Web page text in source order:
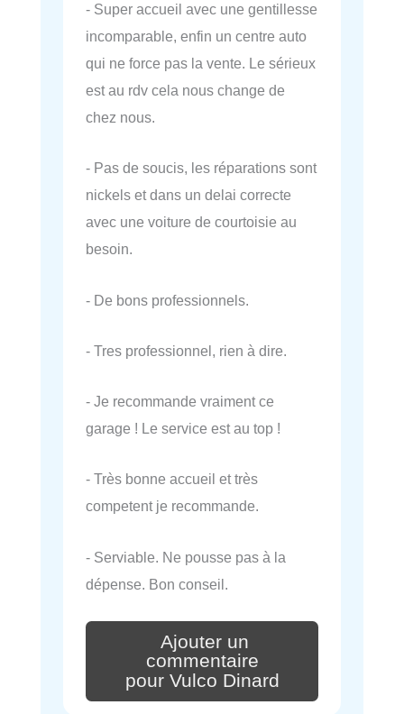
- Super accueil avec une gentillesse
incomparable, enfin un centre auto
qui ne force pas la vente. Le sérieux
est au rdv cela nous change de
chez nous.
- Pas de soucis, les réparations sont
nickels et dans un delai correcte
avec une voiture de courtoisie au
besoin.
- De bons professionnels.
- Tres professionnel, rien à dire.
- Je recommande vraiment ce
garage ! Le service est au top !
- Très bonne accueil et très
competent je recommande.
- Serviable. Ne pousse pas à la
dépense. Bon conseil.
Ajouter un
commentaire
pour Vulco Dinard